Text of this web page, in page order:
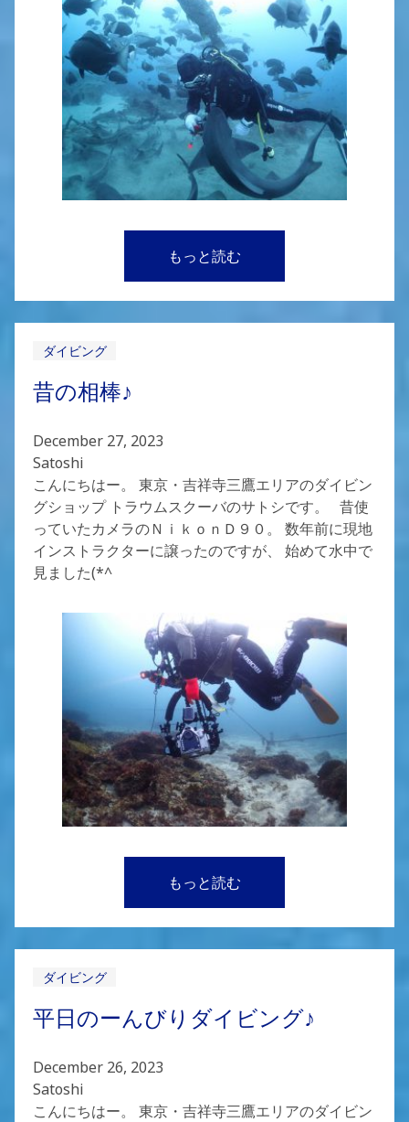
もっと読む
ダイビング
昔の相棒♪
December 27, 2023
Satoshi
こんにちはー。 東京・吉祥寺三鷹エリアのダイビン
グショップ トラウムスクーバのサトシです。 昔使
っていたカメラのＮｉｋｏｎＤ９０。 数年前に現地
インストラクターに譲ったのですが、 始めて水中で
見ました(*^
もっと読む
ダイビング
平日のーんびりダイビング♪
December 26, 2023
Satoshi
こんにちはー。 東京・吉祥寺三鷹エリアのダイビン